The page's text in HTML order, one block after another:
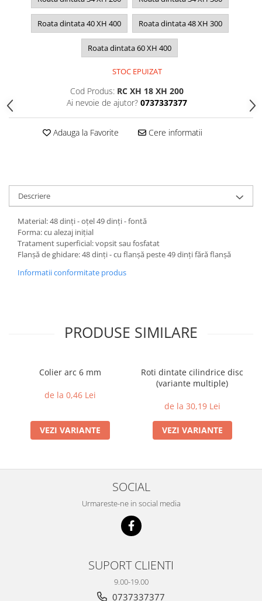
Roata dintata 40 XH 400 Roata dintata 48 XH 300
Roata dintata 60 XH 400
STOC EPUIZAT
Cod Produs: RC XH 18 XH 200
Ai nevoie de ajutor? 0737337377
Adauga la Favorite Cere informatii
Descriere
Material: 48 dinți - oțel 49 dinți - fontă
Forma: cu alezaj inițial
Tratament superficial: vopsit sau fosfatat
Flanșă de ghidare: 48 dinți - cu flanșă peste 49 dinți fără flanșă
Informatii conformitate produs
PRODUSE SIMILARE
Colier arc 6 mm
de la 0,46 Lei
VEZI VARIANTE
Roti dintate cilindrice disc
(variante multiple)
de la 30,19 Lei
VEZI VARIANTE
SOCIAL
Urmareste-ne in social media
SUPORT CLIENTI
9.00-19.00
0737337377